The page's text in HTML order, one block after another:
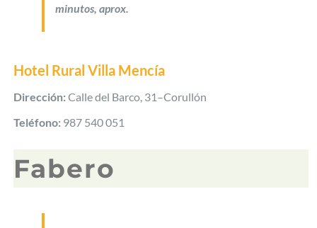
minutos, aprox.
Hotel Rural Villa Mencía
Dirección: Calle del Barco, 31–Corullón
Teléfono: 987 540 051
Fabero